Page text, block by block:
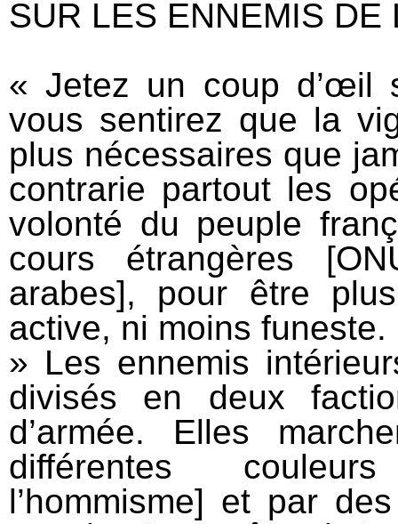
SUR LES ENNEMIS DE
« Jetez un coup d’œil
vous sentirez que la
plus nécessaires que
contrarie partout les
volonté du peuple
cours étrangères
arabes], pour être
active, ni moins funeste.
» Les ennemis
divisés en deux
d’armée. Elles
différentes
l’hommisme] et par